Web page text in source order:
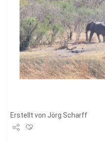
Erstellt von Jörg Scharff